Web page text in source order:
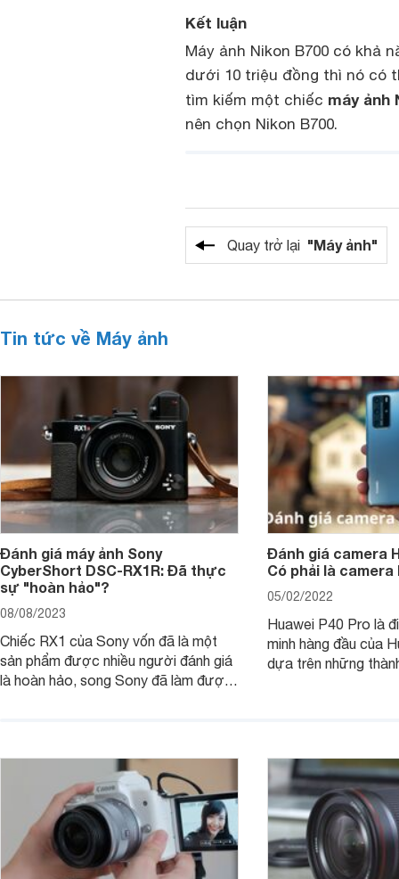
Kết luận
Máy ảnh Nikon B700 có khả
dưới 10 triệu đồng thì nó có
tìm kiếm một chiếc máy ảnh
nên chọn Nikon B700.
Quay trở lại "Máy ảnh"
Tin tức về Máy ảnh
Đánh giá máy ảnh Sony
CyberShort DSC-RX1R: Đã thực
sự "hoàn hảo"?
08/08/2023
Chiếc RX1 của Sony vốn đã là một
sản phẩm được nhiều người đánh giá
là hoàn hảo, song Sony đã làm được
xử lý ảnh JPEG.
Đánh giá camera
Có phải là
05/02/2022
Huawei P40 Pro là
minh hàng đầu của
dựa trên những
Pro đem đến những